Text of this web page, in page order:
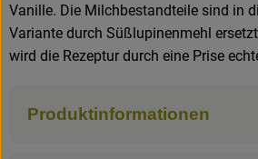
Vanille. Die Milchbestandteile sind in
Variante durch Süßlupinenmehl
wird die Rezeptur durch eine Prise
Produktinformationen